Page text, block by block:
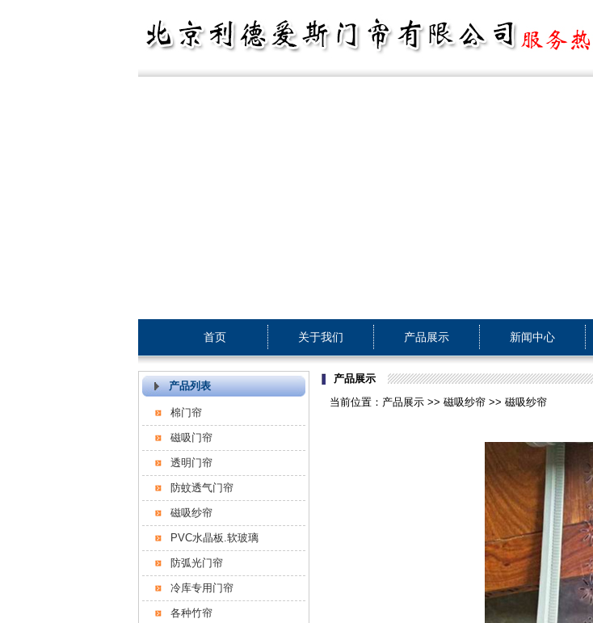
首页 关于我们 产品展示 新闻中心
产品列表
棉门帘
磁吸门帘
透明门帘
防蚊透气门帘
磁吸纱帘
PVC水晶板.软玻璃
防弧光门帘
冷库专用门帘
各种竹帘
产品展示
当前位置：产品展示 >> 磁吸纱帘 >> 磁吸纱帘